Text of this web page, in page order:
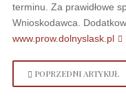
terminu. Za prawidłowe
Wnioskodawca.
www.prow.dolnyslask.pl
POPRZEDNI ARTYKUŁ